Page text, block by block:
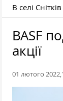
В селі
BASF
акції
01 лютого